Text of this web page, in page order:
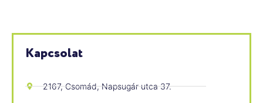
Kapcsolat
2167, Csomád, Napsugár utca 37.